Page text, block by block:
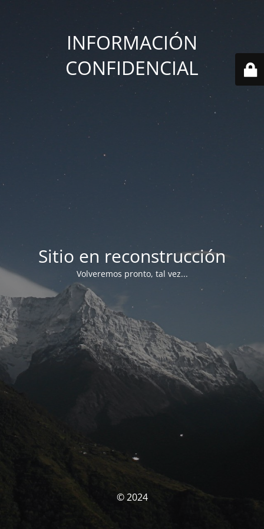
INFORMACIÓN
CONFIDENCIAL
Sitio en reconstrucción
Volveremos pronto, tal vez...
© 2024